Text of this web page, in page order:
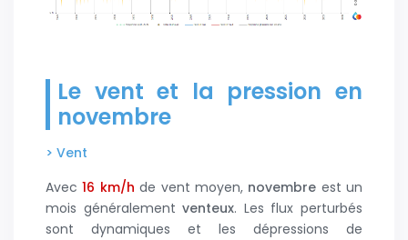
Le vent et la pression en
novembre
> Vent
Avec16 km/h de vent moyen,novembre est un
mois généralementventeux. Les flux perturbés
sont dynamiques et les dépressions de